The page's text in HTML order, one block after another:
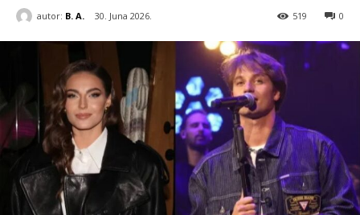
autor: B. A. 30. Juna 2026. 0
519